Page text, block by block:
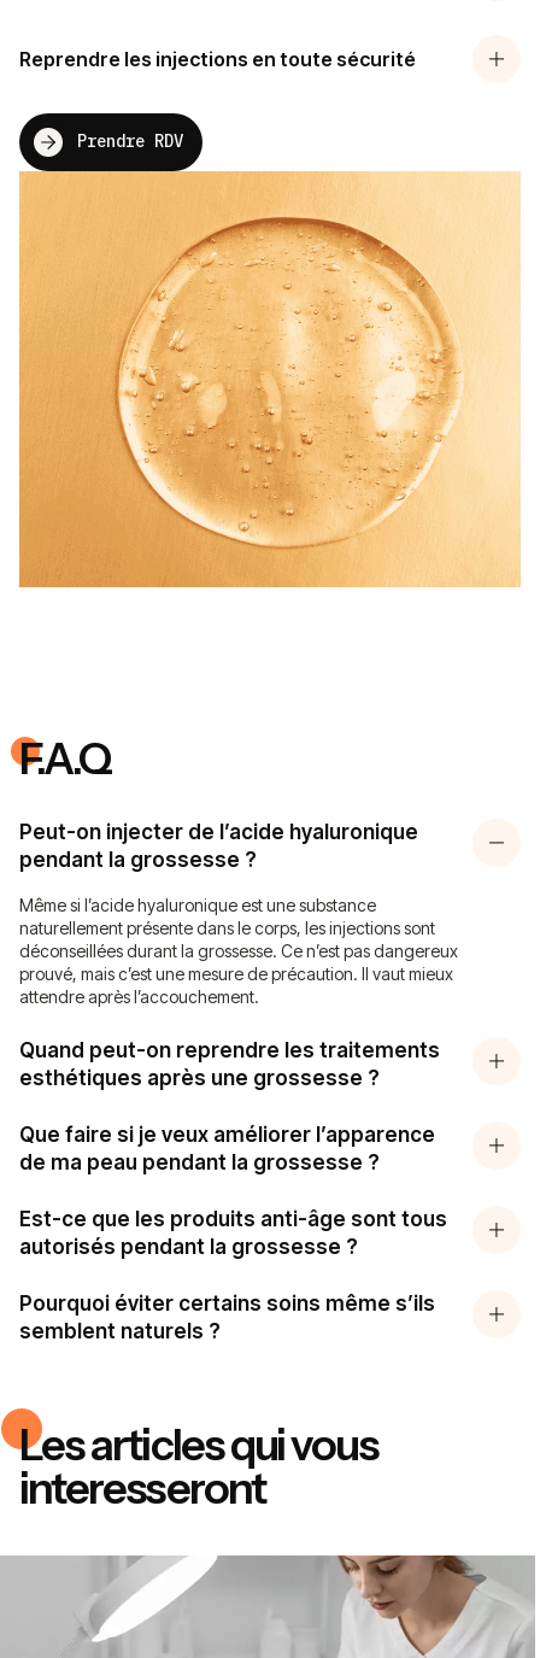
Reprendre les injections en toute sécurité
Prendre RDV
F.A.Q
Peut-on injecter de l’acide hyaluronique
pendant la grossesse ?
Même si l’acide hyaluronique est une substance
naturellement présente dans le corps, les injections sont
déconseillées durant la grossesse. Ce n’est pas dangereux
prouvé, mais c’est une mesure de précaution. Il vaut mieux
attendre après l’accouchement.
Quand peut-on reprendre les traitements
esthétiques après une grossesse ?
Que faire si je veux améliorer l’apparence
de ma peau pendant la grossesse ?
Est-ce que les produits anti-âge sont tous
autorisés pendant la grossesse ?
Pourquoi éviter certains soins même s’ils
semblent naturels ?
Les articles qui vous
interesseront